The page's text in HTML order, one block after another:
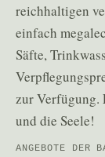
reichhaltigen
einfach
Säfte,
zur Verfügung.
und die Seele!
ANGEBOTE DER